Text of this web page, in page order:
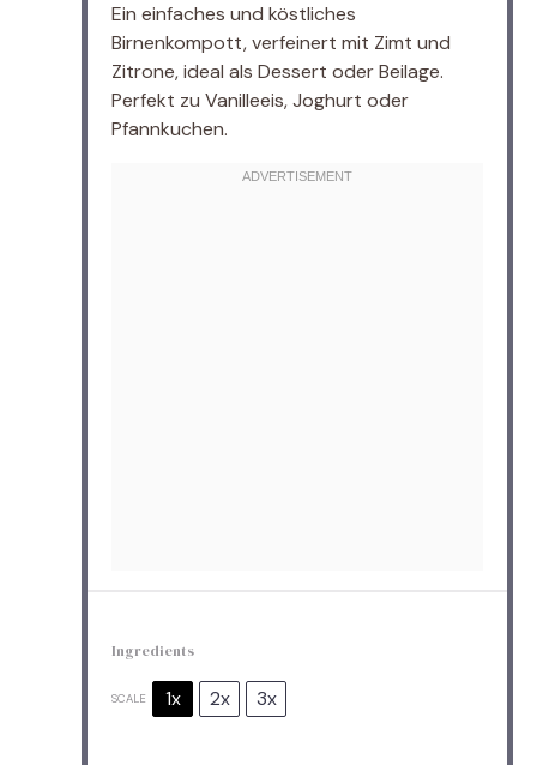
Ein einfaches und köstliches
Birnenkompott, verfeinert mit Zimt und
Zitrone, ideal als Dessert oder Beilage.
Perfekt zu Vanilleeis, Joghurt oder
Pfannkuchen.
Ingredients
SCALE 1x 2x 3x